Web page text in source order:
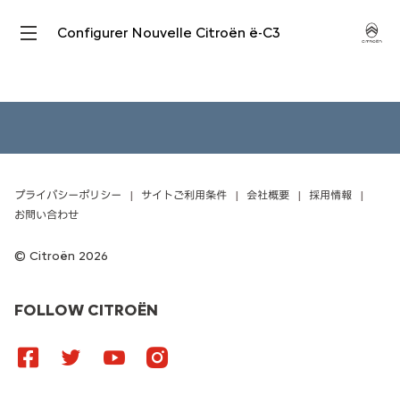
Configurer Nouvelle Citroën ë-C3
FOLLOW CITROËN
Citroën 2026
プライバシーポリシー サイトご利用条件 会社概要
採用情報
お問い合わせ